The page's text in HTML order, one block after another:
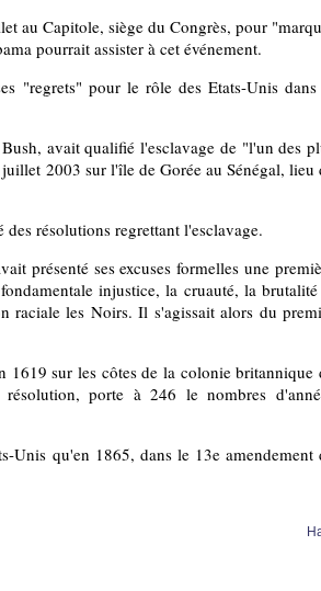
au Capitole, siège du Congrès, pour
pourrait assister à cet événement.
"regrets" pour le rôle des Etats-Unis
avait qualifié l'esclavage de "l'un des
2003 sur l'île de Gorée au Sénégal, lieu
résolutions regrettant l'esclavage.
présenté ses excuses formelles une
injustice, la cruauté, la
raciale les Noirs. Il s'agissait alors du
1619 sur les côtes de la colonie britannique
porte à 246 le nombres
Unis qu'en 1865, dans le 13e amendement